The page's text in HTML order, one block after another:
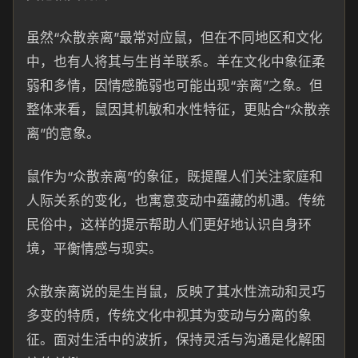
虽然“众散亲离”最常对应鼠，但在不同地区和文化
中，也有人将其与生肖羊联系。羊在文化中象征柔
弱和多情，因情感脆弱也可能出现“亲离”之象。但
整体来看，鼠因其机敏和水性特征，更贴合“众散亲
离”的意象。
鼠作为“众散亲离”的象征，既提醒人们关注家庭和
人际关系的变化，也寓意变动中蕴藏的机遇。传统
民俗中，这样的提示帮助人们更好地认识自身环
境，平衡情感与现实。
众散亲离说的是生肖鼠，反映了其水性流动和灵巧
多变的特质，传统文化中视其为变动与分离的象
征。面对生活中的波折，保持灵活与沟通是化解困